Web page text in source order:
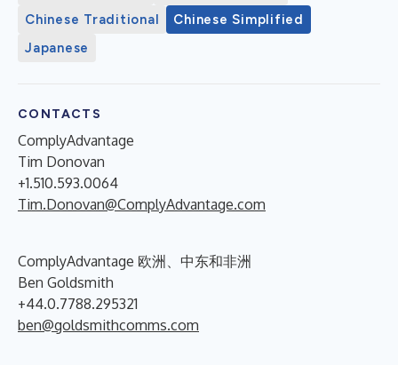
Chinese Traditional
Chinese Simplified
Japanese
CONTACTS
ComplyAdvantage
Tim Donovan
+1.510.593.0064
Tim.Donovan@ComplyAdvantage.com
ComplyAdvantage 欧洲、中东和非洲
Ben Goldsmith
+44.0.7788.295321
ben@goldsmithcomms.com